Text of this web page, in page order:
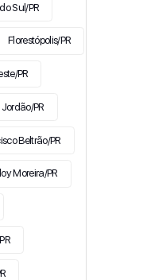
Sul/PR
Florestópolis/PR
PR
PR
Beltrão/PR
Moreira/PR